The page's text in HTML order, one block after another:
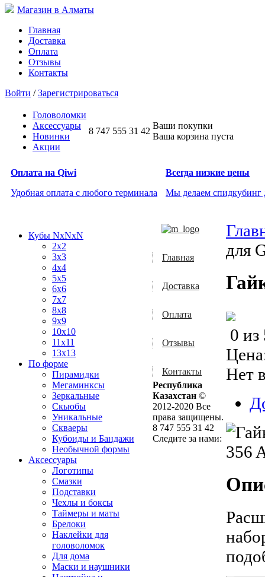
Магазин в Алматы
Главная
Доставка
Оплата
Отзывы
Контакты
Войти /Зарегистрироваться
Головоломки
Аксессуары
Новинки
Акции
8 747 555 31 42
Ваши покупки
Ваша корзина пуста
Оплата на Qiwi
Удобная оплата с любого терминала
Всегда низкие цены
Мы делаем спидкубинг
Кубы NxNxN
2x2
3x3
4x4
5x5
6x6
7x7
8x8
9x9
10x10
11x11
13x13
По форме
Пирамидки
Мегаминксы
Зеркальные
Скьюбы
Уникальные
Скваеры
Кубоиды и Бандажи
Необычной формы
Аксессуары
Логотипы
Смазки
Подставки
Чехлы и боксы
Таймеры и маты
Брелоки
Наклейки для
головоломок
Для дома
Маски и наушники
для
0 из
Нет
Главная
Доставка
Оплата
Отзывы
Контакты
Республика
Казахстан ©
2012-2020 Все
права защищены.
8 747 555 31 42
Следите за нами: